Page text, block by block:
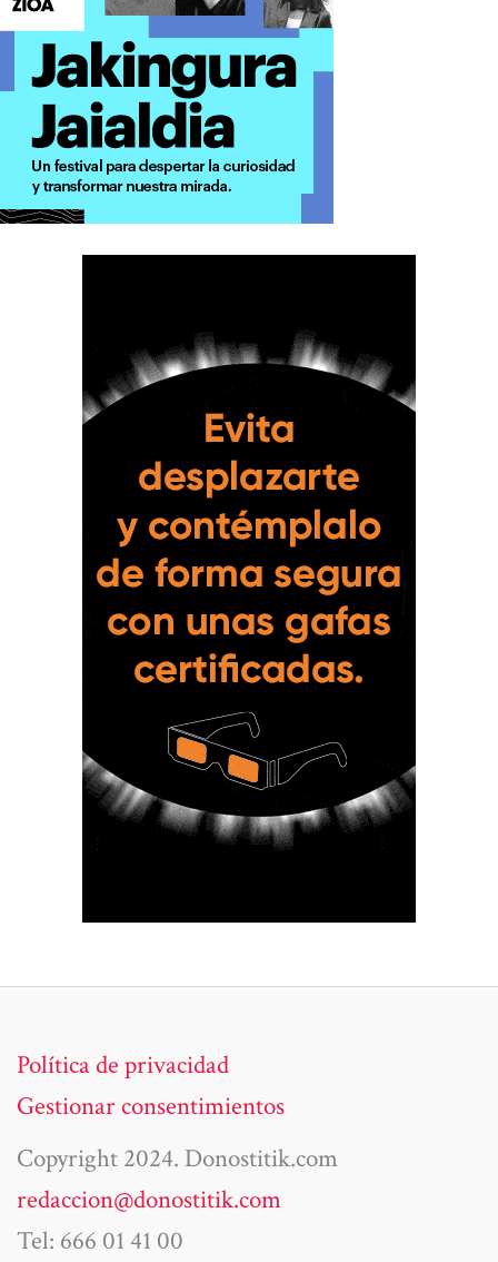
Política de privacidad
Gestionar consentimientos
Copyright 2024. Donostitik.com
redaccion@donostitik.com
Tel: 666 01 41 00